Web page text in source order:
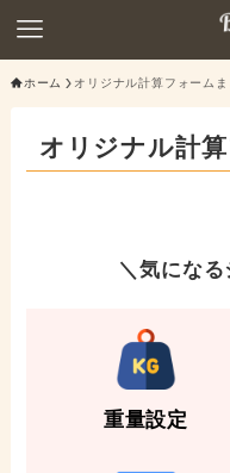
ホーム オリジナル計算フォーム
オリジナル計
＼気にな
重量設定